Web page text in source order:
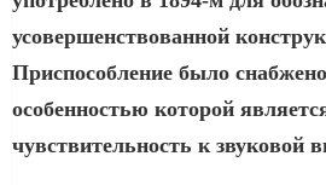
усовершенствованной
Приспособление было
особенностью которой
чувствительность к звуковой